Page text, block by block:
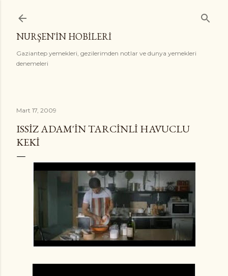
NURŞEN'İN HOBİLERİ
Gaziantep yemekleri, gezilerimden notlar ve dunya yemekleri
denemeleri
Mart 17, 2009
ISSIZ ADAM'IN TARCINLI HAVUCLU
KEKI